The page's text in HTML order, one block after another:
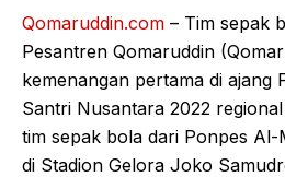
Qomaruddin.com – Tim sepak
Pesantren Qomaruddin
kemenangan pertama di ajang
Santri Nusantara 2022
tim sepak bola dari Ponpes
di Stadion Gelora Joko